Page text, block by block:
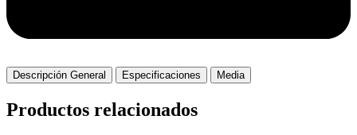
Descripción General Especificaciones Media
Productos relacionados